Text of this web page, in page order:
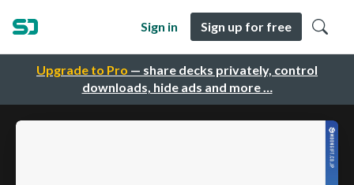
Upgrade to Pro — share decks privately, control
downloads, hide ads and more …
Sign in Sign up for free